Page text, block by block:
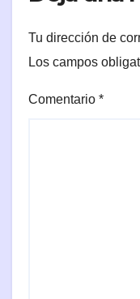
Tu dirección de
Los campos
Comentario *